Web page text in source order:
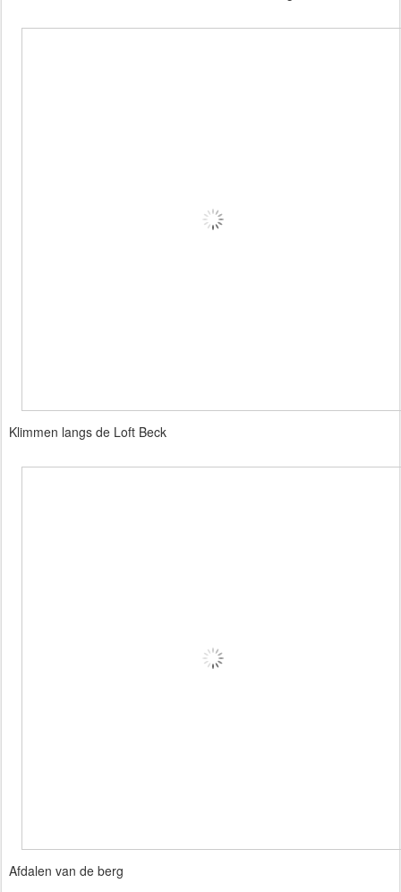
Klimmen langs de Loft Beck
Afdalen van de berg